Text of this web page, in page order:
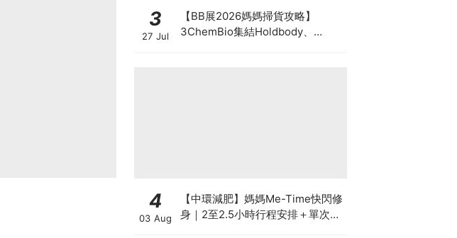
3
27 Jul
【BB展2026媽媽掃貨攻略】
3ChemBio集結Holdbody、
4
03 Aug
【中環減肥】媽媽Me-Time快閃修
身｜2至2.5小時行程安排＋單次收